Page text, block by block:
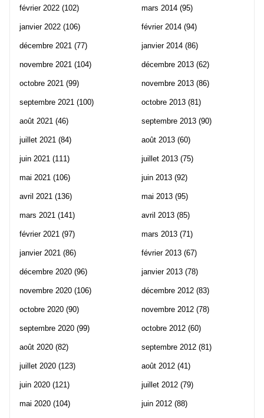
février 2022 (102)
janvier 2022 (106)
décembre 2021 (77)
novembre 2021 (104)
octobre 2021 (99)
septembre 2021 (100)
août 2021 (46)
juillet 2021 (84)
juin 2021 (111)
mai 2021 (106)
avril 2021 (136)
mars 2021 (141)
février 2021 (97)
janvier 2021 (86)
décembre 2020 (96)
novembre 2020 (106)
octobre 2020 (90)
septembre 2020 (99)
août 2020 (82)
juillet 2020 (123)
juin 2020 (121)
mai 2020 (104)
mars 2014 (95)
février 2014 (94)
janvier 2014 (86)
décembre 2013 (62)
novembre 2013 (86)
octobre 2013 (81)
septembre 2013 (90)
août 2013 (60)
juillet 2013 (75)
juin 2013 (92)
mai 2013 (95)
avril 2013 (85)
mars 2013 (71)
février 2013 (67)
janvier 2013 (78)
décembre 2012 (83)
novembre 2012 (78)
octobre 2012 (60)
septembre 2012 (81)
août 2012 (41)
juillet 2012 (79)
juin 2012 (88)